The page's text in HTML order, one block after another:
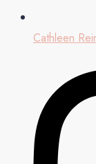
Cathleen